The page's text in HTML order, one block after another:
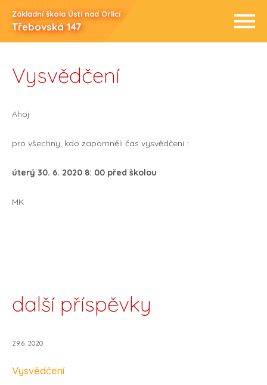
Základní škola Ústí nad Orlicí
Třebovská 147
Vysvědčení
Ahoj
pro všechny, kdo zapomněli čas vysvědčení :
úterý 30. 6. 2020 8: 00 před školou
MK
další příspěvky
29.6. 2020
Vysvědčení